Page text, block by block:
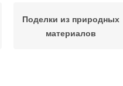
Поделки из природных
материалов